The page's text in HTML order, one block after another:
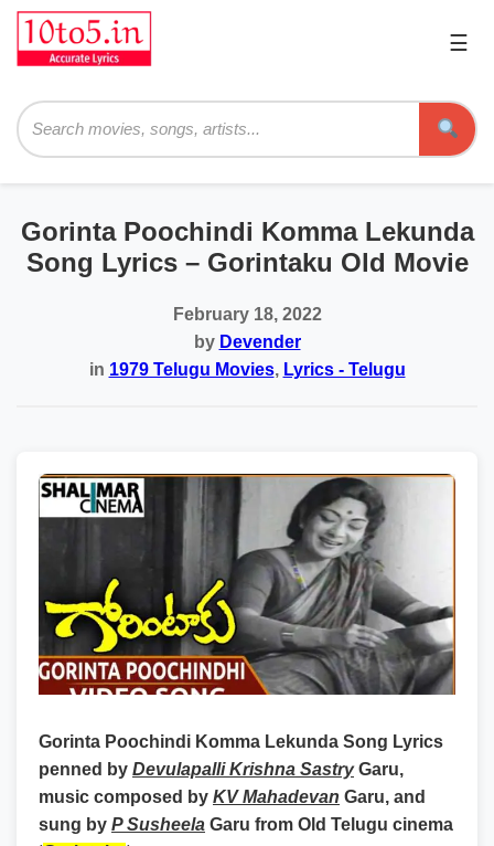
☰
Gorinta Poochindi Komma Lekunda
Song Lyrics – Gorintaku Old Movie
February 18, 2022
by Devender
in 1979 Telugu Movies, Lyrics - Telugu
Gorinta Poochindi Komma Lekunda Song Lyrics
penned by Devulapalli Krishna SastryGaru,
music composed by KV Mahadevan Garu, and
sung by P Susheela Garu from Old Telugu cinema